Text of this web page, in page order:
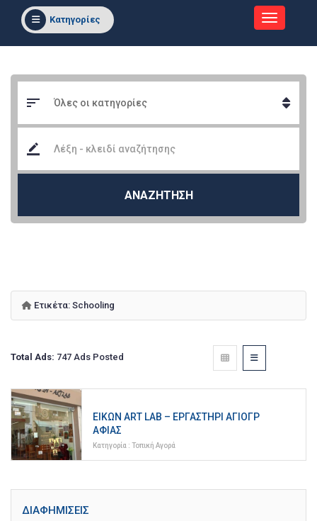
Κατηγορίες
ΑΝΑΖΗΤΗΣΗ
Ετικέτα: Schooling
Total Ads: 747 Ads Posted
ΕΙΚΏΝ ART LAB – ΕΡΓΑΣΤΉΡΙ ΑΓΙΟΓΡ
ΑΦΊΑΣ
Κατηγορία : Τοπική Αγορά
ΔΙΑΦΗΜΊΣΕΙΣ